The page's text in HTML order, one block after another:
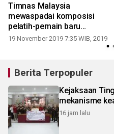
Timnas Malaysia
mewaspadai komposisi
pelatih-pemain baru
Indonesia
19 November 2019 7:35 WIB, 2019
Berita Terpopuler
Kejaksaan
mekanisme
16 jam lalu